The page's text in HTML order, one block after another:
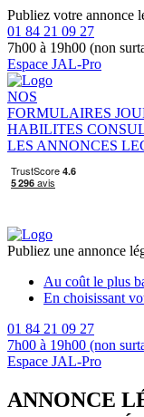
Publiez votre annonce
01 84 21 09 27
7h00 à 19h00 (non
Espace JAL-Pro
NOS
FORMULAIRES
HABILITES
LES ANNONCES
Publiez une annonce
Au coût le plus
En choisissant
01 84 21 09 27
7h00 à 19h00 (non
Espace JAL-Pro
ANNONCE